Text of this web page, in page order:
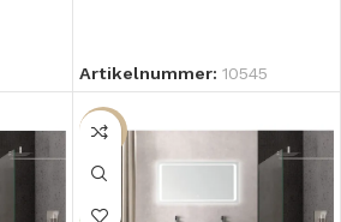
Artikelnummer: 10545
SALE